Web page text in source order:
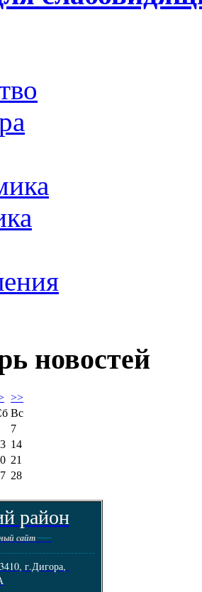
новостей
>>
Вс
7
14
21
28
район
сайт----
г.Дигора,